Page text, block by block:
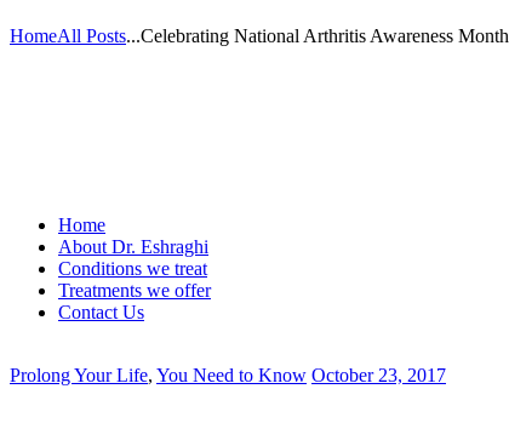
HomeAll Posts...Celebrating National Arthritis Awareness Month
Home
About Dr. Eshraghi
Conditions we treat
Treatments we offer
Contact Us
Prolong Your Life, You Need to Know October 23, 2017